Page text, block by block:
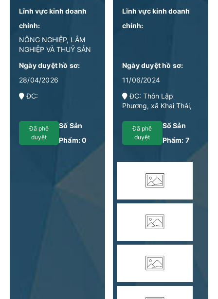
Lĩnh vực kinh doanh
chính:
NÔNG NGHIỆP, LÂM
NGHIỆP VÀ THUỶ SẢN
Ngày duyệt hồ sơ:
28/04/2026
ĐC:
Đã phê
duyệt
Số Sản
Phẩm:0
Lĩnh vực kinh doanh
chính:
Ngày duyệt hồ sơ:
11/06/2024
ĐC: Thôn Lập
Phương, xã Khai Thái,
phố Hà Nội
Đã phê
duyệt
Số Sản
Phẩm: 7